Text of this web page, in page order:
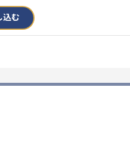
込む